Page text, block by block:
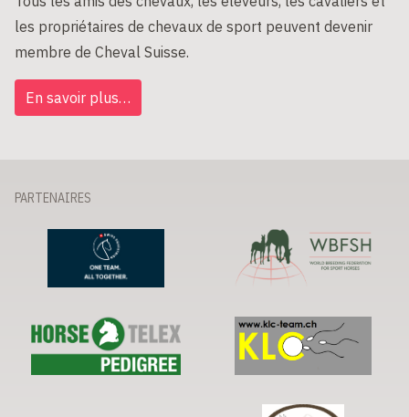
les propriétaires de chevaux de sport peuvent devenir
membre de Cheval Suisse.
En savoir plus…
PARTENAIRES